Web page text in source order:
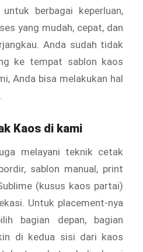
berbagai keperluan,
yang mudah, cepat, dan
Anda sudah tidak
ke tempat sablon kaos
Anda bisa melakukan hal
Kaos di kami
melayani teknik cetak
sablon manual, print
(kusus kaos partai)
Untuk placement-nya
bagian depan, bagian
di kedua sisi dari kaos